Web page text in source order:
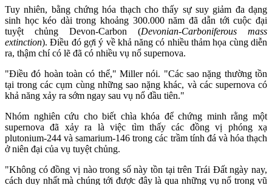
Tuy nhiên, bằng chứng hóa thạch cho thấy sự suy giảm đa dạng
sinh học kéo dài trong khoảng 300.000 năm đã dẫn tới cuộc đại
tuyệt chủng Devon-Carbon (Devonian-Carboniferous mass
extinction). Điều đó gợi ý về khả năng có nhiều thảm họa cùng diễn
ra, thậm chí có lẽ đã có nhiều vụ nổ supernova.
"Điều đó hoàn toàn có thể," Miller nói. "Các sao nặng thường tồn
tại trong các cụm cùng những sao nặng khác, và các supernova có
khả năng xảy ra sớm ngay sau vụ nổ đầu tiên."
Nhóm nghiên cứu cho biết chìa khóa để chứng minh rằng một
supernova đã xảy ra là việc tìm thấy các đồng vị phóng xạ
plutonium-244 và samarium-146 trong các trầm tính đá và hóa thạch
ở niên đại của vụ tuyệt chủng.
"Không có đồng vị nào trong số này tồn tại trên Trái Đất ngày nay,
cách duy nhất mà chúng tới được đây là qua những vụ nổ trong vũ